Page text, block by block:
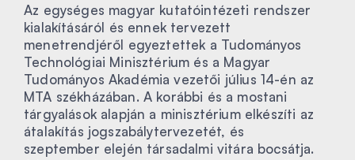
Az egységes magyar kutatóintézeti rendszer
kialakításáról és ennek tervezett
menetrendjéről egyeztettek a Tudományos
Technológiai Minisztérium és a Magyar
Tudományos Akadémia vezetői július 14-én az
MTA székházában. A korábbi és a mostani
tárgyalások alapján a minisztérium elkészíti az
átalakítás jogszabálytervezetét, és
szeptember elején társadalmi vitára bocsátja.